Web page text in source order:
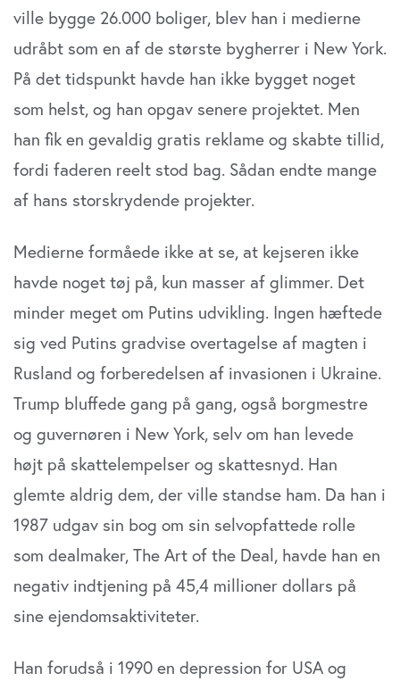
ville bygge 26.000 boliger, blev han i medierne
udråbt som en af de største bygherrer i New York.
På det tidspunkt havde han ikke bygget noget
som helst, og han opgav senere projektet. Men
han fik en gevaldig gratis reklame og skabte tillid,
fordi faderen reelt stod bag. Sådan endte mange
af hans storskrydende projekter.
Medierne formåede ikke at se, at kejseren ikke
havde noget tøj på, kun masser af glimmer. Det
minder meget om Putins udvikling. Ingen hæftede
sig ved Putins gradvise overtagelse af magten i
Rusland og forberedelsen af invasionen i Ukraine.
Trump bluffede gang på gang, også borgmestre
og guvernøren i New York, selv om han levede
højt på skattelempelser og skattesnyd. Han
glemte aldrig dem, der ville standse ham. Da han i
1987 udgav sin bog om sin selvopfattede rolle
som dealmaker, The Art of the Deal, havde han en
negativ indtjening på 45,4 millioner dollars på
sine ejendomsaktiviteter.
Han forudså i 1990 en depression for USA og